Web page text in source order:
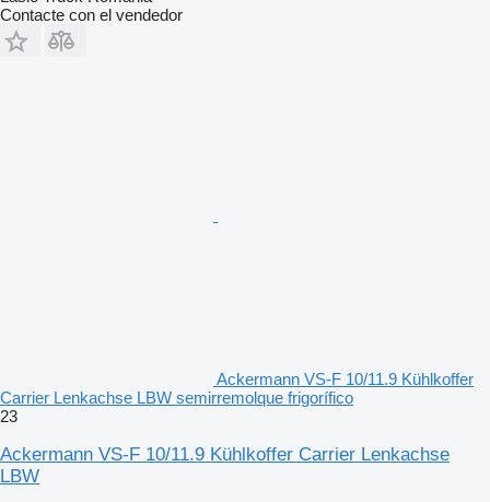
Contacte con el vendedor
Ackermann VS-F 10/11.9 Kühlkoffer
Carrier Lenkachse LBW semirremolque frigorífico
23
Ackermann VS-F 10/11.9 Kühlkoffer Carrier Lenkachse
LBW